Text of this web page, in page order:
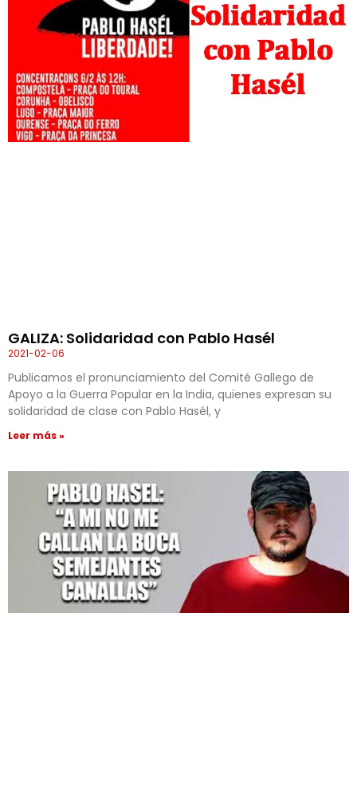
GALIZA: Solidaridad con Pablo Hasél
2021-02-06
Publicamos el pronunciamiento del Comité Gallego de
Apoyo a la Guerra Popular en la India, quienes expresan su
solidaridad de clase con Pablo Hasél, y
Leer más »